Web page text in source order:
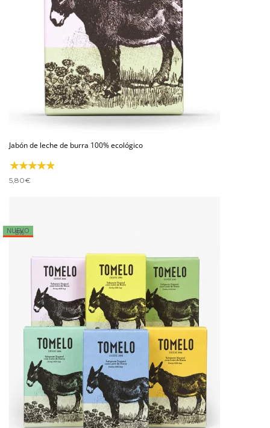
Jabón de leche de burra 100% ecológico
5,80€
-8%
NUEVO